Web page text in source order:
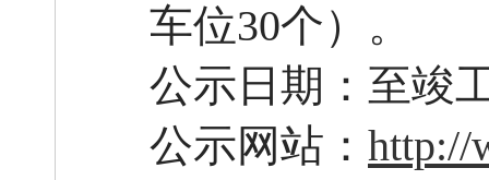
车位30个）。
公示日期：至竣
公示网站： http://